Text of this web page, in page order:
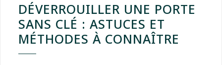
DÉVERROUILLER UNE PORTE
SANS CLÉ : ASTUCES ET
MÉTHODES À CONNAÎTRE